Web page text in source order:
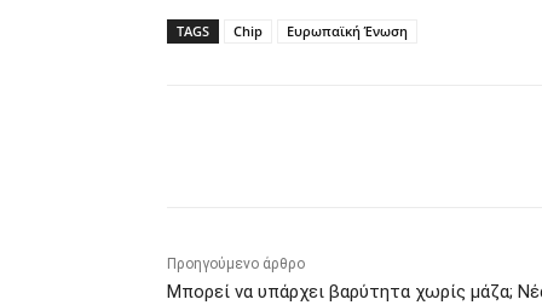
TAGS Chip Ευρωπαϊκή Ένωση
Προηγούμενο άρθρο
Μπορεί να υπάρχει βαρύτητα χωρίς μάζα;